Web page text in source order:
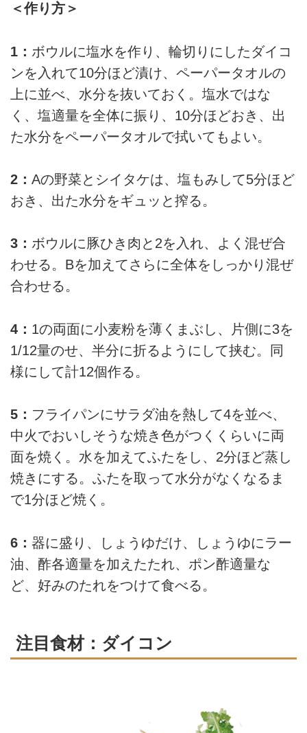
＜作り方＞
1： ボウルに塩水を作り、輪切りにしたダイコ
ンを入れて10分ほど漬け、ペーパータオルの
上に並べ、水分を抜いておく。塩水ではな
く、塩適量を全体に振り、10分ほどおき、出
た水分をペーパータオルで拭いてもよい。
2： Aの野菜とシイタケは、塩もみして5分ほど
おき、出た水分をギュッと搾る。
3： ボウルに豚ひき肉と2を入れ、よく混ぜ合
わせる。Bを加えてさらに全体をしっかり混ぜ
合わせる。
4： 1の両面に小麦粉を薄くまぶし、片側に3を
1/12量のせ、半分に折るようにして挟む。同
様にして計12個作る。
5： フライパンにサラダ油を熱して4を並べ、
中火でおいしそうな焼き色がつくくらいに両
面を焼く。水を加えてふたをし、2分ほど蒸し
焼きにする。ふたを取って水分がなくなるま
で1分ほど焼く。
6： 器に盛り、しょうゆだけ、しょうゆにラー
油、酢各適量を加えたたれ、ポン酢適量な
ど、好みのたれをつけて食べる。
注目食材：ダイコン